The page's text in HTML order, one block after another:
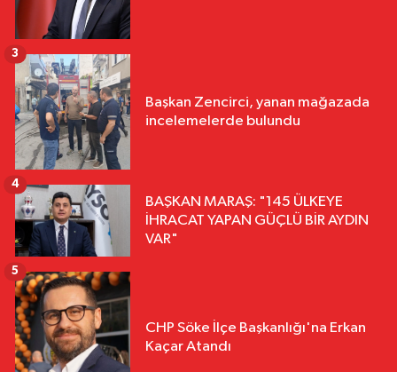
Başkan Zencirci, yanan mağazada
incelemelerde bulundu
3
BAŞKAN MARAŞ: "145 ÜLKEYE
İHRACAT YAPAN GÜÇLÜ BİR AYDIN
VAR"
4
CHP Söke İlçe Başkanlığı'na Erkan
Kaçar Atandı
5